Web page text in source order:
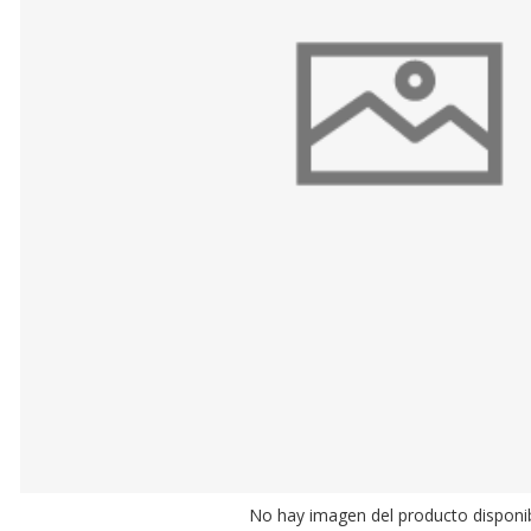
No hay imagen del producto